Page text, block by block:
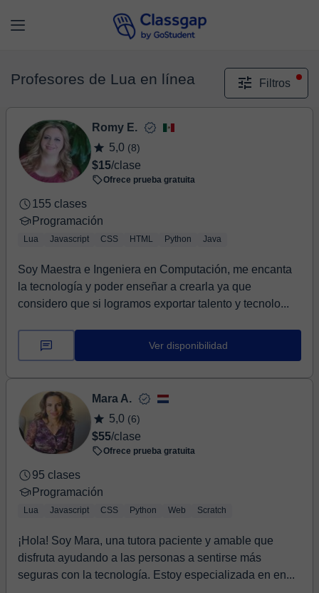
Profesores de Lua en línea Filtros
Romy E.
5,0 (8)
$15/clase
Ofrece prueba gratuita
155 clases
Programación
Lua Javascript CSS HTML Python Java
Soy Maestra e Ingeniera en Computación, me encanta
la tecnología y poder enseñar a crearla ya que
considero que si logramos exportar talento y tecnolo...
Ver disponibilidad
Mara A.
5,0 (6)
$55/clase
Ofrece prueba gratuita
95 clases
Programación
Lua Javascript CSS Python Web Scratch
¡Hola! Soy Mara, una tutora paciente y amable que
disfruta ayudando a las personas a sentirse más
seguras con la tecnología. Estoy especializada en en...